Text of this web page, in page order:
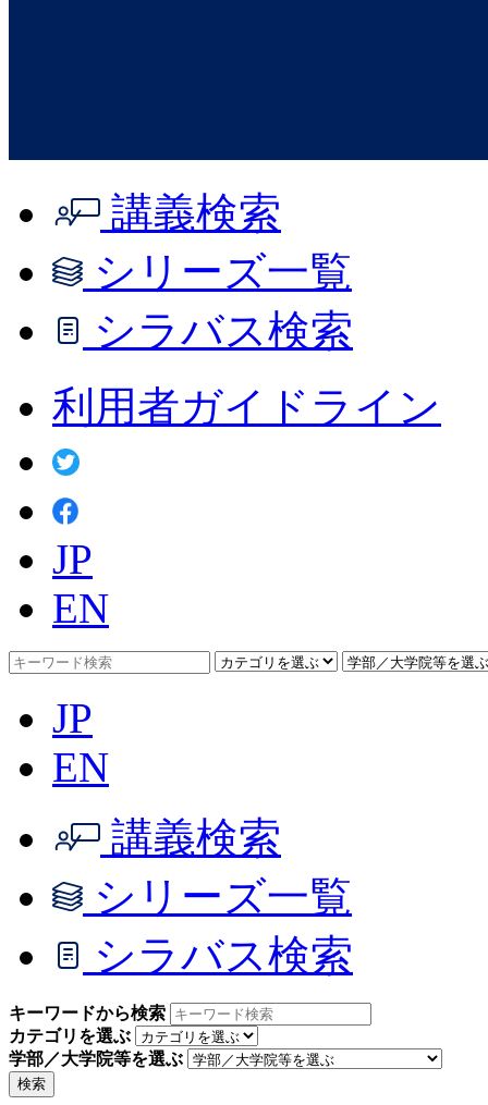
講義検索
シリーズ一覧
シラバス検索
利用者ガイドライン
JP
EN
JP
EN
講義検索
シリーズ一覧
シラバス検索
キーワードから検索
カテゴリを選ぶ
学部／大学院等を選ぶ
検索